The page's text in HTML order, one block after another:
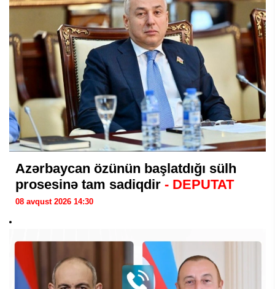
Azərbaycan özünün başlatdığı sülh
prosesinə tam sadiqdir - DEPUTAT
08 avqust 2026 14:30